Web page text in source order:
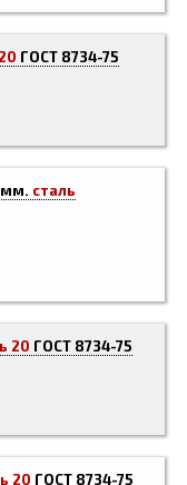
ГОСТ 8734-75
мм. сталь
20 ГОСТ 8734-75
20 ГОСТ 8734-75